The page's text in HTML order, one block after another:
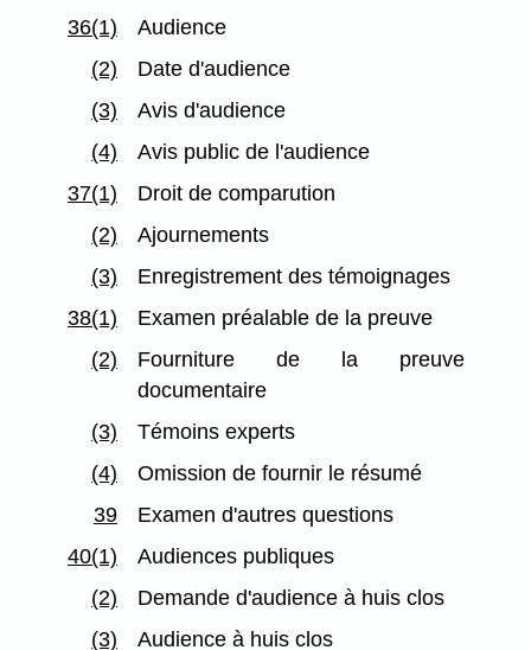
36(1)
Audience
(2)
Date d'audience
(3)
Avis d'audience
(4)
Avis public de l'audience
37(1)
Droit de comparution
(2)
Ajournements
(3)
Enregistrement des témoignages
38(1)
Examen préalable de la preuve
(2)
Fourniture de la preuve
documentaire
(3)
Témoins experts
(4)
Omission de fournir le résumé
39
Examen d'autres questions
40(1)
Audiences publiques
(2)
Demande d'audience à huis clos
(3)
Audience à huis clos